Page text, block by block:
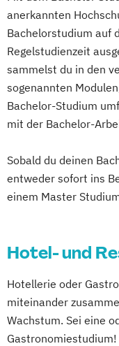
anerkannten
Bachelorstudium auf
Regelstudienzeit
sammelst du in den
sogenannten
Bachelor-Studium
mit der Bachelor-
Sobald du deinen
entweder sofort ins
einem Master
Hotel- und
Hotellerie oder
miteinander
Wachstum. Sei eine
Gastronomiestudium!